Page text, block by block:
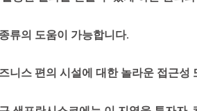
류의 도움이 가능합니다.
니스 편의 시설에 대한 놀라운 접근성